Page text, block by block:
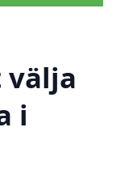
välja
i